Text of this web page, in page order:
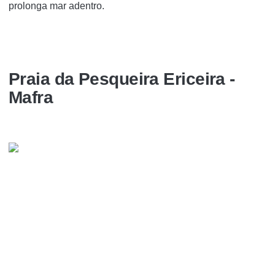
prolonga mar adentro.
Praia da Pesqueira Ericeira -
Mafra